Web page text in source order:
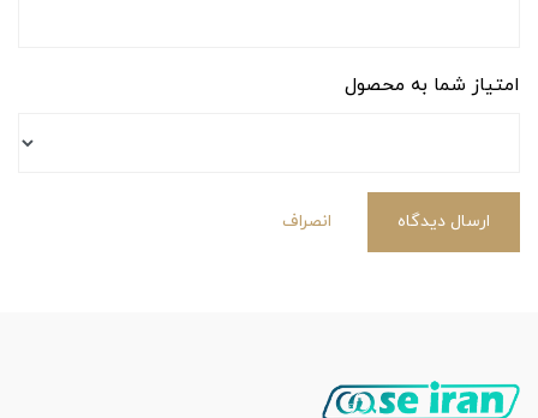
امتیاز شما به محصول
ارسال دیدگاه انصراف